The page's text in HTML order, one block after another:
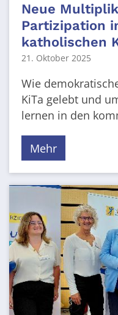
Neue
Partizipation
katholischen
21. Oktober 2025
Wie
KiTa gelebt und
lernen in den
Mehr